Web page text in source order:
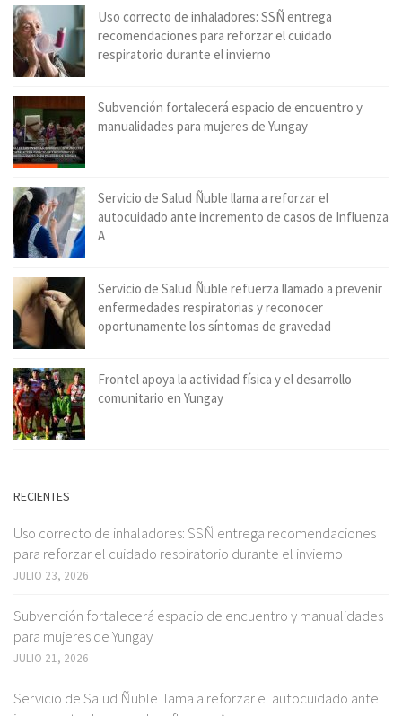
Uso correcto de inhaladores: SSÑ entrega
recomendaciones para reforzar el cuidado
respiratorio durante el invierno
Subvención fortalecerá espacio de encuentro y
manualidades para mujeres de Yungay
Servicio de Salud Ñuble llama a reforzar el
autocuidado ante incremento de casos de Influenza
A
Servicio de Salud Ñuble refuerza llamado a prevenir
enfermedades respiratorias y reconocer
oportunamente los síntomas de gravedad
Frontel apoya la actividad física y el desarrollo
comunitario en Yungay
RECIENTES
Uso correcto de inhaladores: SSÑ entrega recomendaciones
para reforzar el cuidado respiratorio durante el invierno
JULIO 23, 2026
Subvención fortalecerá espacio de encuentro y manualidades
para mujeres de Yungay
JULIO 21, 2026
Servicio de Salud Ñuble llama a reforzar el autocuidado ante